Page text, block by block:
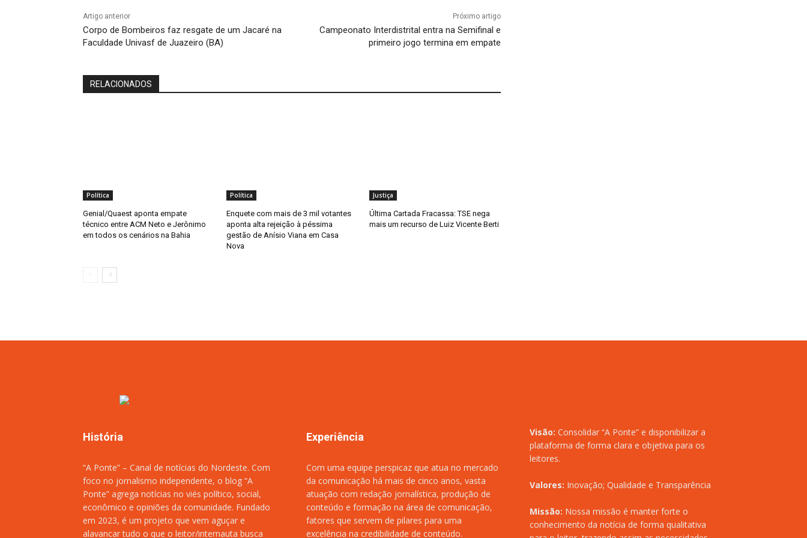
Artigo anterior
Corpo de Bombeiros faz resgate de um Jacaré na
Faculdade Univasf de Juazeiro (BA)
Próximo artigo
Campeonato Interdistrital entra na Semifinal e
primeiro jogo termina em empate
RELACIONADOS
Política
Genial/Quaest aponta empate
técnico entre ACM Neto e Jerônimo
em todos os cenários na Bahia
Política
Enquete com mais de 3 mil votantes
aponta alta rejeição à péssima
gestão de Anísio Viana em Casa
Nova
Justiça
Última Cartada Fracassa: TSE nega
mais um recurso de Luiz Vicente Berti
História
“A Ponte” – Canal de notícias do Nordeste. Com
foco no jornalismo independente, o blog “A
Ponte” agrega notícias no viés político, social,
econômico e opiniões da comunidade. Fundado
em 2023, é um projeto que vem aguçar e
alavancar tudo o que o leitor/internauta busca
Experiência
Com uma equipe perspicaz que atua no mercado
da comunicação há mais de cinco anos, vasta
atuação com redação jornalística, produção de
conteúdo e formação na área de comunicação,
fatores que servem de pilares para uma
excelência na credibilidade de conteúdo.
Visão: Consolidar “A Ponte” e disponibilizar a
plataforma de forma clara e objetiva para os
leitores.
Valores: Inovação; Qualidade e Transparência
Missão: Nossa missão é manter forte o
conhecimento da notícia de forma qualitativa